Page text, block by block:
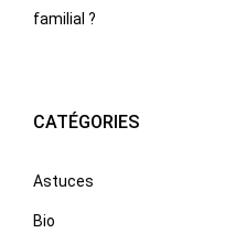
familial ?
CATÉGORIES
Astuces
Bio